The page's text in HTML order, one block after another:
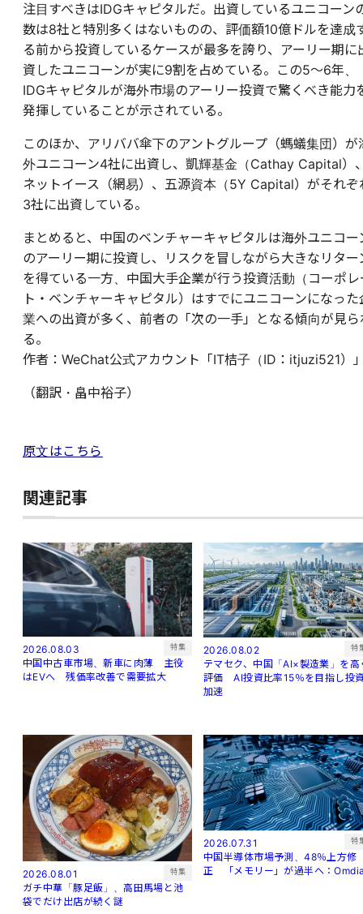
注目すべきはIDGキャピタルだ。出資しているユニコーン
数は8社と特別多くはないものの、評価額10億ドルを達成
る前から投資しているケースが最多を誇り、アーリー期に
資したユニコーンが実に9割を占めている。この5～6年、
IDGキャピタルが海外市場のアーリー投資で驚くべき能力
発揮していることが示されている。
このほか、アリババ傘下のアントグループ（螞蟻集団）が
外ユニコーン4社に出資し、凱輝基金（Cathay Capital）
ネットイース（網易）、五源資本（5Y Capital）がそれぞ
3社に出資している。
まとめると、中国のベンチャーキャピタルは海外ユニコー
のアーリー期に投資し、リスクを冒しながら大きなリター
を得ている一方、中国大手企業が行う投資活動（コーポレ
ト・ベンチャーキャピタル）はすでにユニコーンになった
業への出資が多く、前者の「次の一手」となる傾向が見ら
る。
作者：WeChat公式アカウント「IT桔子（ID：itjuzi521）
（翻訳・畠中裕子）
原文はこちら
関連記事
2026.08.03 特集
中国中古車市場、新車に肉薄 主役
はEVへ 残価率改善で需要拡大
2026.08.02 特
テマセク、中国「AI×製造業」を高
評価 AI投資比率15％を目指し投
加速
2026.08.01 特集
ガチ中華「豚足飯」、高田馬場と池
袋でだけ出店が続く謎
2026.07.31 特
中国半導体市場予測、48％上方修
正 「メモリー」が過半へ：